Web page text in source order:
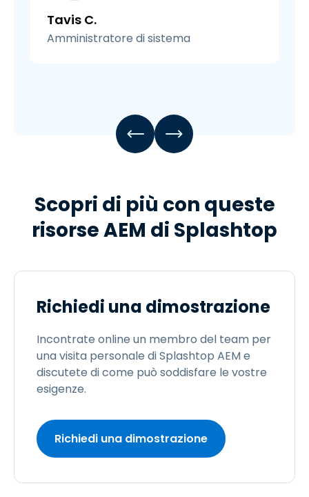
Tavis C.
Amministratore di sistema
Scopri di più con queste
risorse AEM di Splashtop
Richiedi una dimostrazione
Incontrate online un membro del team per
una visita personale di Splashtop AEM e
discutete di come può soddisfare le vostre
esigenze.
Richiedi una dimostrazione